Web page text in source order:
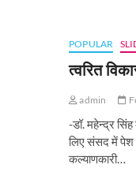
POPULAR
त्वरित
admin
-डॉ. महेन्द्र सिंह
लिए संसद में पेश
कल्याणकारी…